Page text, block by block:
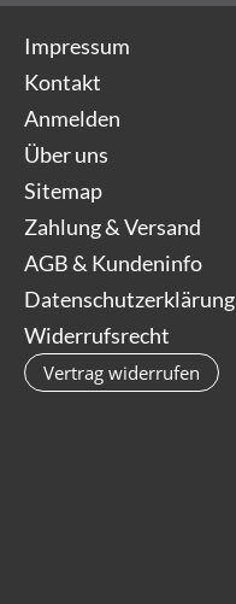
Impressum
Kontakt
Anmelden
Über uns
Sitemap
Zahlung & Versand
AGB & Kundeninfo
Datenschutzerklärung
Widerrufsrecht
Vertrag widerrufen